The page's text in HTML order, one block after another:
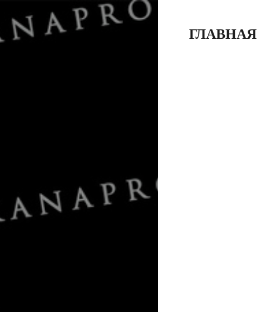
ГЛАВНАЯ